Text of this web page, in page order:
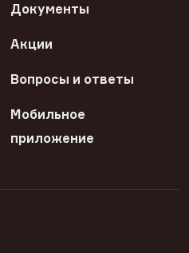
Документы
Акции
Вопросы и ответы
Мобильное
приложение